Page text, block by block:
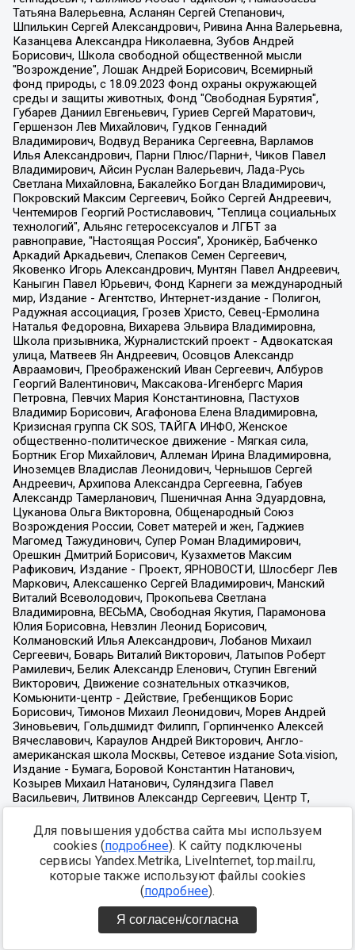
Для повышения удобства сайта мы используем
cookies (подробнее). К сайту подключены
сервисы Yandex.Metrika, LiveInternet, top.mail.ru,
которые также используют файлы cookies
(подробнее).
Я согласен/согласна